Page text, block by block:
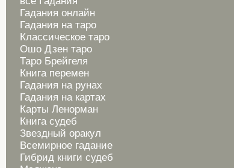
Гадания онлайн
Гадания на таро
Классическое таро
Ошо Дзен таро
Таро Брейгеля
Книга перемен
Гадания на рунах
Гадания на картах
Карты Ленорман
Книга судеб
Звездный оракул
Всемирное гадание
Гибрид книги судеб